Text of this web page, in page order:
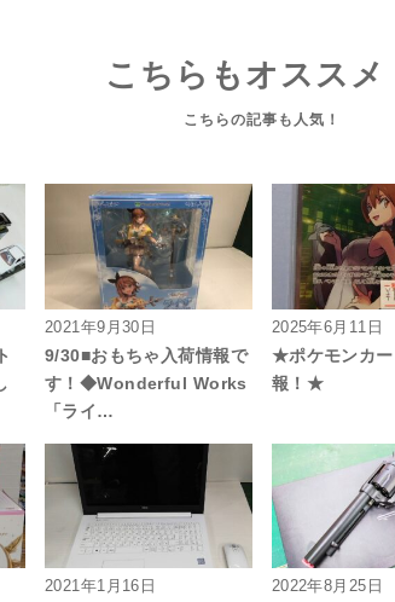
こちらもオススメ
2021年9月30日
9/30■おもちゃ入荷情報で
す！◆Wonderful Works
「ライ…
2025年6月11日
★ポケモンカー
報！★
2021年1月16日
2022年8月25日